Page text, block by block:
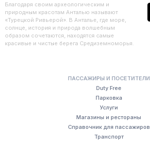
Благодаря своим археологическим и
природным красотам Анталью называют
«Турецкой Ривьерой». В Анталье, где море,
солнце, история и природа волшебным
образом сочетаются, находятся самые
красивые и чистые берега Средиземноморья.
ПАССАЖИРЫ И ПОСЕТИТЕЛИ
Duty Free
Парковка
Услуги
Магазины и рестораны
Справочник для пассажиров
Транспорт